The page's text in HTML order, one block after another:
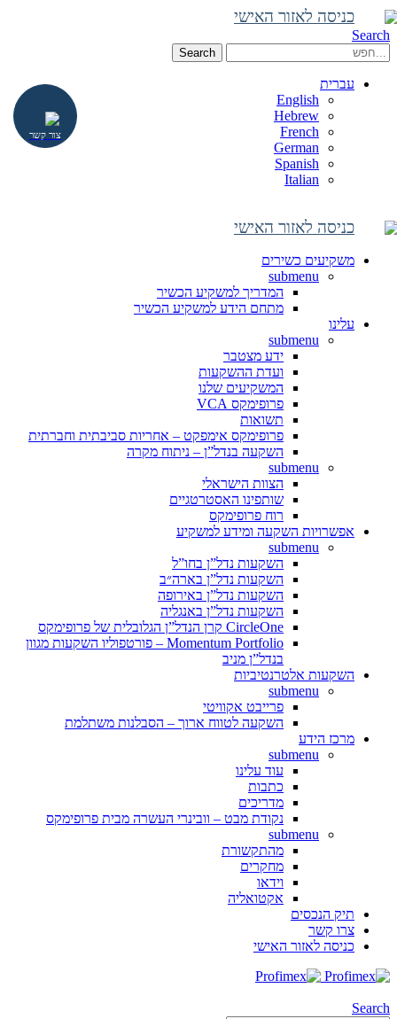
כניסה לאזור האישי
Search
Search
עברית
English
Hebrew
French
German
Spanish
Italian
כניסה לאזור האישי
משקיעים כשירים
submenu
המדריך למשקיע הכשיר
מתחם הידע למשקיע הכשיר
עלינו
submenu
ידע מצטבר
ועדת ההשקעות
המשקיעים שלנו
פרופימקס VCA
תשואות
פרופימקס אימפקט – אחריות סביבתית וחברתית
השקעה בנדל”ן – ניתוח מקרה
submenu
הצוות הישראלי
שותפינו האסטרטגיים
רוח פרופימקס
אפשרויות השקעה ומידע למשקיע
submenu
השקעות נדל”ן בחו”ל
השקעות נדל”ן בארה״ב
השקעות נדל”ן באירופה
השקעות נדל”ן באנגליה
CircleOne קרן הנדל”ן הגלובלית של פרופימקס
Momentum Portfolio – פורטפוליו השקעות מגוון
בנדל”ן מניב
השקעות אלטרנטיביות
submenu
פרייבט אקוויטי
השקעה לטווח ארוך – הסבלנות משתלמת
מרכז הידע
submenu
עוד עלינו
כתבות
מדריכים
נקודת מבט – וובינרי העשרה מבית פרופימקס
submenu
מהתקשורת
מחקרים
וידאו
אקטואליה
תיק הנכסים
צרו קשר
כניסה לאזור האישי
Search
צור קשר